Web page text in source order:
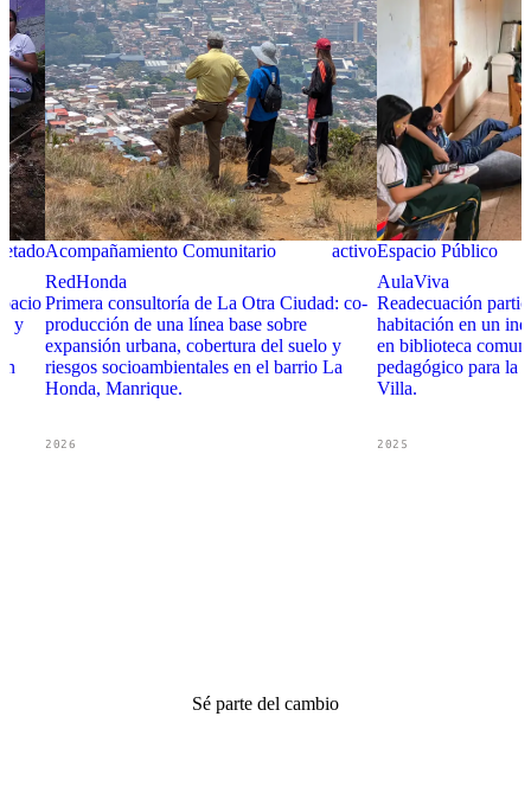
y
Acompañamiento Comunitario
activo
RedHonda
Primera consultoría de La Otra Ciudad: co-
producción de una línea base sobre
expansión urbana, cobertura del suelo y
riesgos socioambientales en el barrio La
Honda, Manrique.
2026
Espacio Público
AulaViva
Readecuación
habitación en un
en biblioteca
pedagógico para la
Villa.
2025
Sé parte del cambio